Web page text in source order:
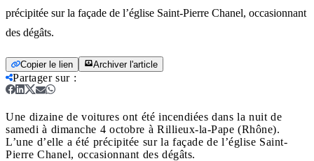
précipitée sur la façade de l’église Saint-Pierre Chanel, occasionnant
des dégâts.
Copier le lien Archiver l'article
Partager sur:
Une dizaine de voitures ont été incendiées dans la nuit de
samedi à dimanche 4 octobre à Rillieux-la-Pape (Rhône).
L’une d’elle a été précipitée sur la façade de l’église Saint-
Pierre Chanel, occasionnant des dégâts.